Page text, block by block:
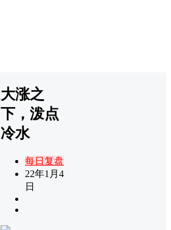
大涨之
下，泼点
冷水
每日复盘
22年1月4
日